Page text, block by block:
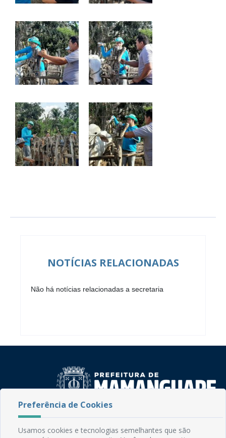
NOTÍCIAS RELACIONADAS
Não há notícias relacionadas a secretaria
Rua do Imperador, 78, Centro
CEP: 58.280-000 - Mamanguape/PB
Preferência de Cookies
Usamos cookies e tecnologias semelhantes que são